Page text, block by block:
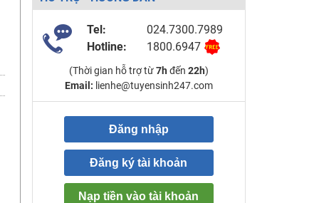
Tel:
024.7300.7989
Hotline:
1800.6947
(Thời gian hỗ trợ từ7h đến 22h)
Email: lienhe@tuyensinh247.com
Đăng nhập
Đăng ký tài khoản
Nạp tiền vào tài khoản